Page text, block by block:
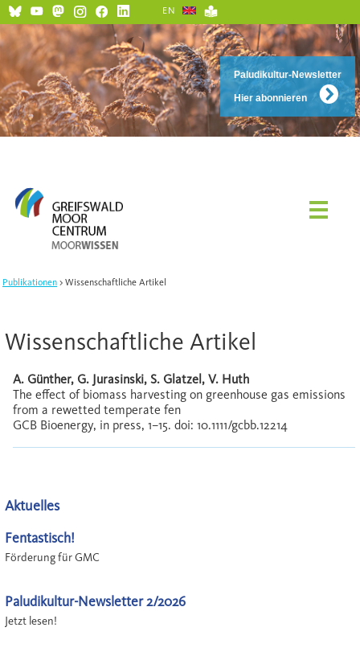
Paludikultur-Newsletter
Hier abonnieren
EN
Publikationen Wissenschaftliche Artikel
Wissenschaftliche Artikel
A. Günther, G. Jurasinski, S. Glatzel, V. Huth
The effect of biomass harvesting on greenhouse gas emissions
from a rewetted temperate fen
GCB Bioenergy, in press, 1–15. doi: 10.1111/gcbb.12214
Aktuelles
Fentastisch!
Förderung für GMC
Paludikultur-Newsletter 2/2026
Jetzt lesen!